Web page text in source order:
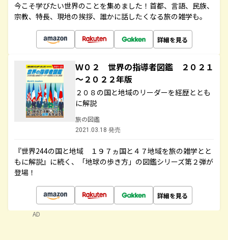
今こそ学びたい世界のことを集めました！首都、言語、民族、
宗教、特長、現地の挨拶、誰かに話したくなる旅の雑学も。
詳細を見る
Ｗ０２ 世界の指導者図鑑 ２０２１
～２０２２年版
２０８の国と地域のリーダーを経歴ととも
に解説
旅の図鑑
2021.03.18 発売
『世界244の国と地域 １９７ヵ国と４７地域を旅の雑学とと
もに解説』に続く、「地球の歩き方」の図鑑シリーズ第２弾が
登場！
詳細を見る
AD